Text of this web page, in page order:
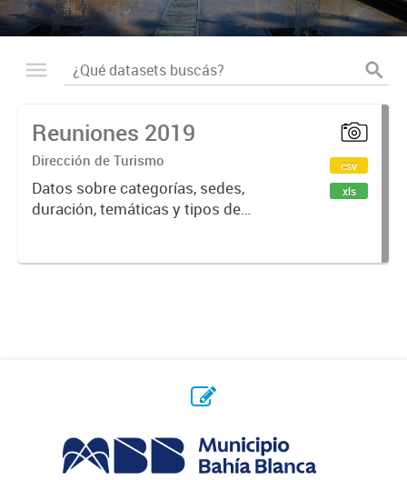
Reuniones 2019
Dirección de Turismo
Datos sobre categorías, sedes,
duración, temáticas y tipos de
csv
xls